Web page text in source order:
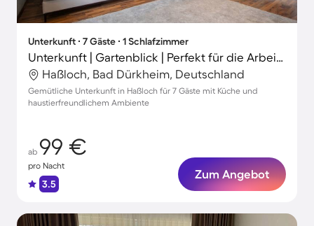
Unterkunft ∙ 7 Gäste ∙ 1 Schlafzimmer
Unterkunft | Gartenblick | Perfekt für die Arbeit von Zuhause
Haßloch, Bad Dürkheim, Deutschland
Gemütliche Unterkunft in Haßloch für 7 Gäste mit Küche und
haustierfreundlichem Ambiente
ab 99 €
pro Nacht
3.5
Zum Angebot